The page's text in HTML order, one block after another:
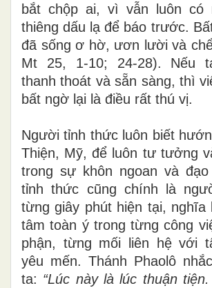
bắt chộp ai, vì vẫn luôn có
thiêng dấu lạ để báo trước.
đã sống ơ hờ, ươn lười và
Mt 25, 1-10; 24-28). Nếu
thanh thoát và sẵn sàng, thì
bất ngờ lại là điều rất thú vị.
Người tỉnh thức luôn biết
Thiện, Mỹ, để luôn tư tưởng
trong sự khôn ngoan và
tỉnh thức cũng chính là
từng giây phút hiện tại, nghĩa
tâm toàn ý trong từng công
phận, từng mối liên hệ với
yêu mến. Thánh Phaolô
ta: “Lúc này là lúc thuận